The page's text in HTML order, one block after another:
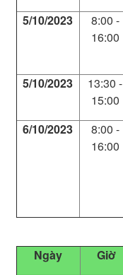
5/10/2023
8:00 -
16:00
5/10/2023
13:30 -
15:00
6/10/2023
8:00 -
16:00
Ngày Giờ